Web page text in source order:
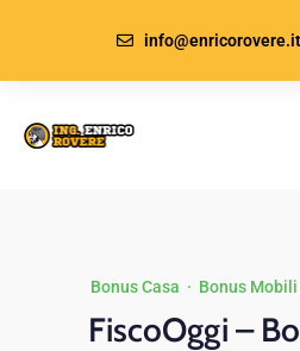
info@enricorovere.it
Bonus Casa · Bonus Mobili
FiscoOggi –